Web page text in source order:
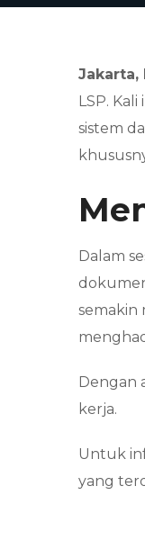
Jakarta,
LSP.
sistem
Dalam
semakin
Dengan
kerja.
Untuk
yang